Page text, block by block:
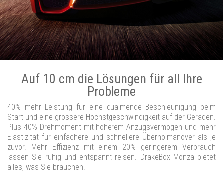
Auf 10 cm die Lösungen für all Ihre
Probleme
40% mehr Leistung für eine qualmende Beschleunigung beim
Start und eine grössere Höchstgeschwindigkeit auf der Geraden.
Plus 40% Drehmoment mit höherem Anzugsvermögen und mehr
Elastizität für einfachere und schnellere Überholmanöver als je
zuvor. Mehr Effizienz mit einem 20% geringerem Verbrauch
lassen Sie ruhig und entspannt reisen. DrakeBox Monza bietet
alles, was Sie brauchen.